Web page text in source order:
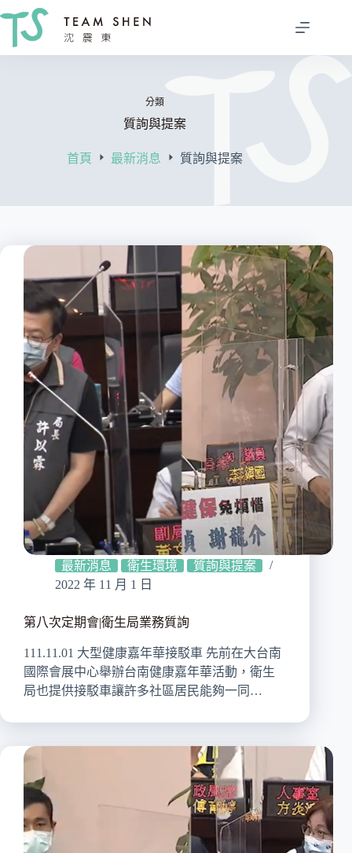
跳
分類
質詢與提案
首頁 最新消息 質詢與提案
最新消息 衛生環境
質詢與提案
2022 年 11 月 1 日
第八次定期會|衛生局業務質詢
111.11.01 大型健康嘉年華接駁車 先前在大台南
國際會展中心舉辦台南健康嘉年華活動，衛生
局也提供接駁車讓許多社區居民能夠一同…